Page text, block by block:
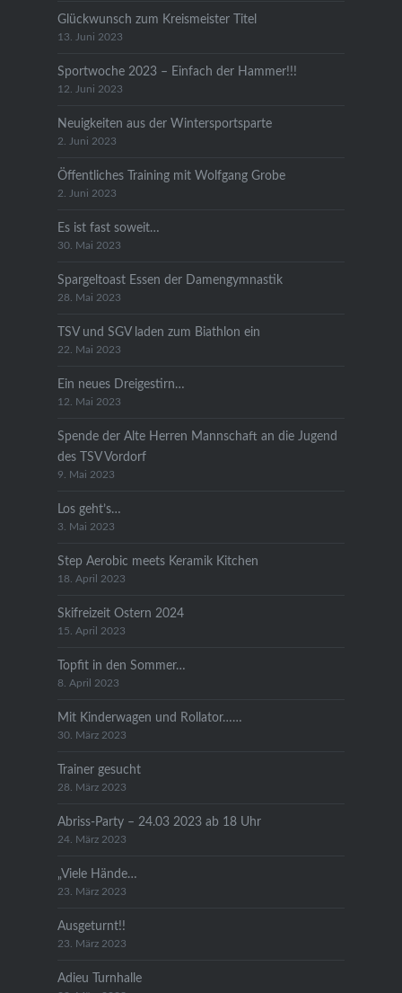
Glückwunsch zum Kreismeister Titel
13. Juni 2023
Sportwoche 2023 – Einfach der Hammer!!!
12. Juni 2023
Neuigkeiten aus der Wintersportsparte
2. Juni 2023
Öffentliches Training mit Wolfgang Grobe
2. Juni 2023
Es ist fast soweit…
30. Mai 2023
Spargeltoast Essen der Damengymnastik
28. Mai 2023
TSV und SGV laden zum Biathlon ein
22. Mai 2023
Ein neues Dreigestirn…
12. Mai 2023
Spende der Alte Herren Mannschaft an die Jugend
des TSV Vordorf
9. Mai 2023
Los geht’s…
3. Mai 2023
Step Aerobic meets Keramik Kitchen
18. April 2023
Skifreizeit Ostern 2024
15. April 2023
Topfit in den Sommer…
8. April 2023
Mit Kinderwagen und Rollator……
30. März 2023
Trainer gesucht
28. März 2023
Abriss-Party – 24.03 2023 ab 18 Uhr
24. März 2023
„Viele Hände…
23. März 2023
Ausgeturnt!!
23. März 2023
Adieu Turnhalle